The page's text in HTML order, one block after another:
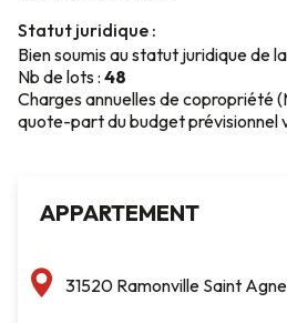
APPARTEMENT
31520 Ramonville Saint Agne
Statut juridique :
Bien soumis au statut juridique de
Nb de lots : 48
Charges annuelles de copropriété
quote-part du budget prévisionnel